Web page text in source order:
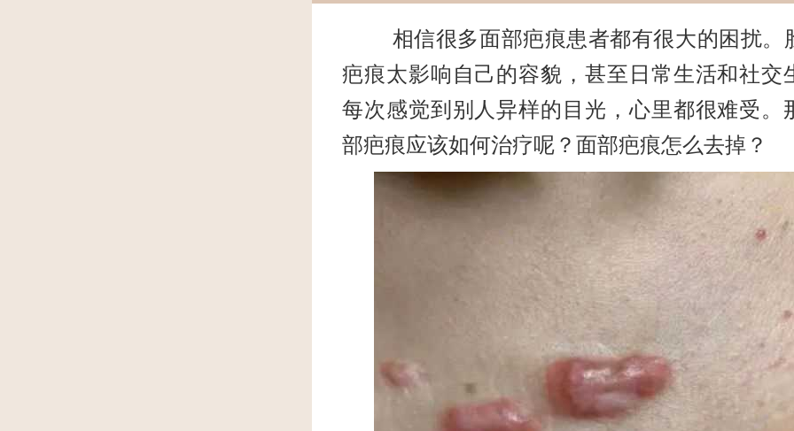
相信很多面部疤痕患者都有很大的困扰。
疤痕太影响自己的容貌，甚至日常生活和社交
每次感觉到别人异样的目光，心里都很难受。
部疤痕应该如何治疗呢？面部疤痕怎么去掉？